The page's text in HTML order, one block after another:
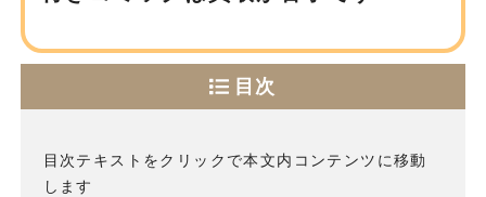
目次
目次テキストをクリックで本文内コンテンツに移動
します